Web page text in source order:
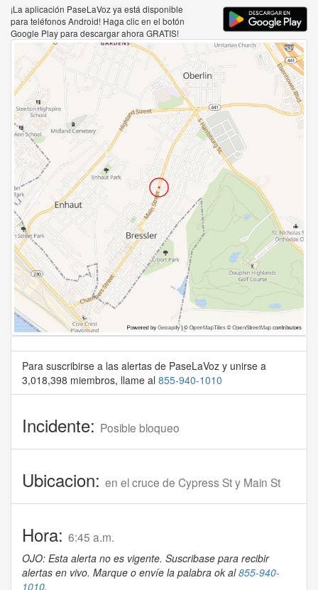
¡La aplicación PaseLaVoz ya está disponible
para teléfonos Android! Haga clic en el botón
Google Play para descargar ahora GRATIS!
Para suscribirse a las alertas de PaseLaVoz y unirse a
3,018,398 miembros, llame al 855-940-1010
Incidente: Posible bloqueo
Ubicacion: en el cruce de Cypress St y Main St
Hora: 6:45 a.m.
OJO: Esta alerta no es vigente. Suscribase para recibir
alertas en vivo. Marque o envíe la palabra ok al855-940-
1010.